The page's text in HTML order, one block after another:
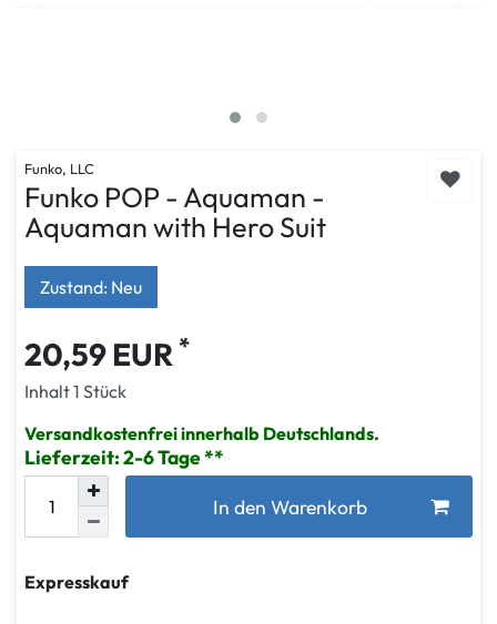
Funko, LLC
Funko POP - Aquaman -
Aquaman with Hero Suit
Zustand: Neu
20,59 EUR *
Inhalt1 Stück
Versandkostenfrei innerhalb Deutschlands.
Lieferzeit: 2-6 Tage
In den Warenkorb
Expresskauf